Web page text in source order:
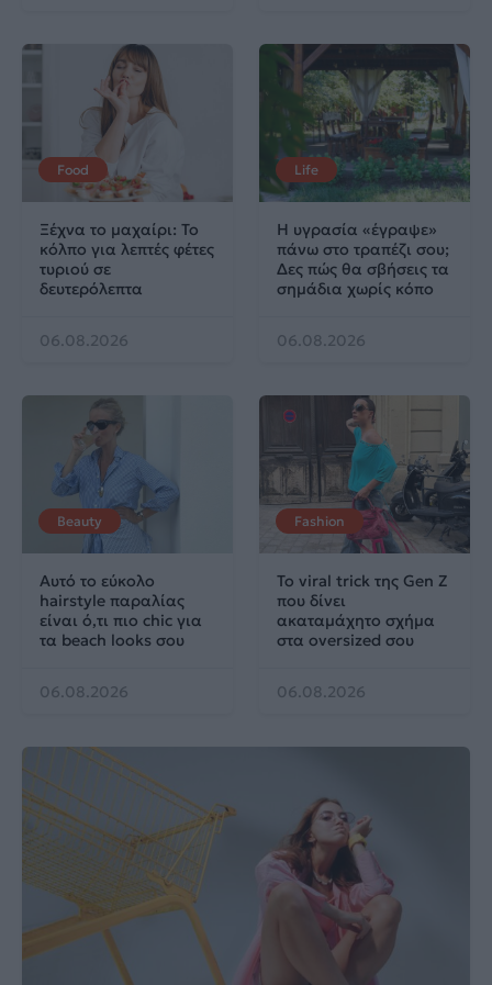
Food
Ξέχνα το μαχαίρι: Το
κόλπο για λεπτές φέτες
τυριού σε
δευτερόλεπτα
06.08.2026
Life
Η υγρασία «έγραψε»
πάνω στο τραπέζι σου;
Δες πώς θα σβήσεις τα
σημάδια χωρίς κόπο
06.08.2026
Beauty
Αυτό το εύκολο
hairstyle παραλίας
είναι ό,τι πιο chic για
τα beach looks σου
06.08.2026
Fashion
Το viral trick της Gen Z
που δίνει
ακαταμάχητο σχήμα
στα oversized σου
06.08.2026